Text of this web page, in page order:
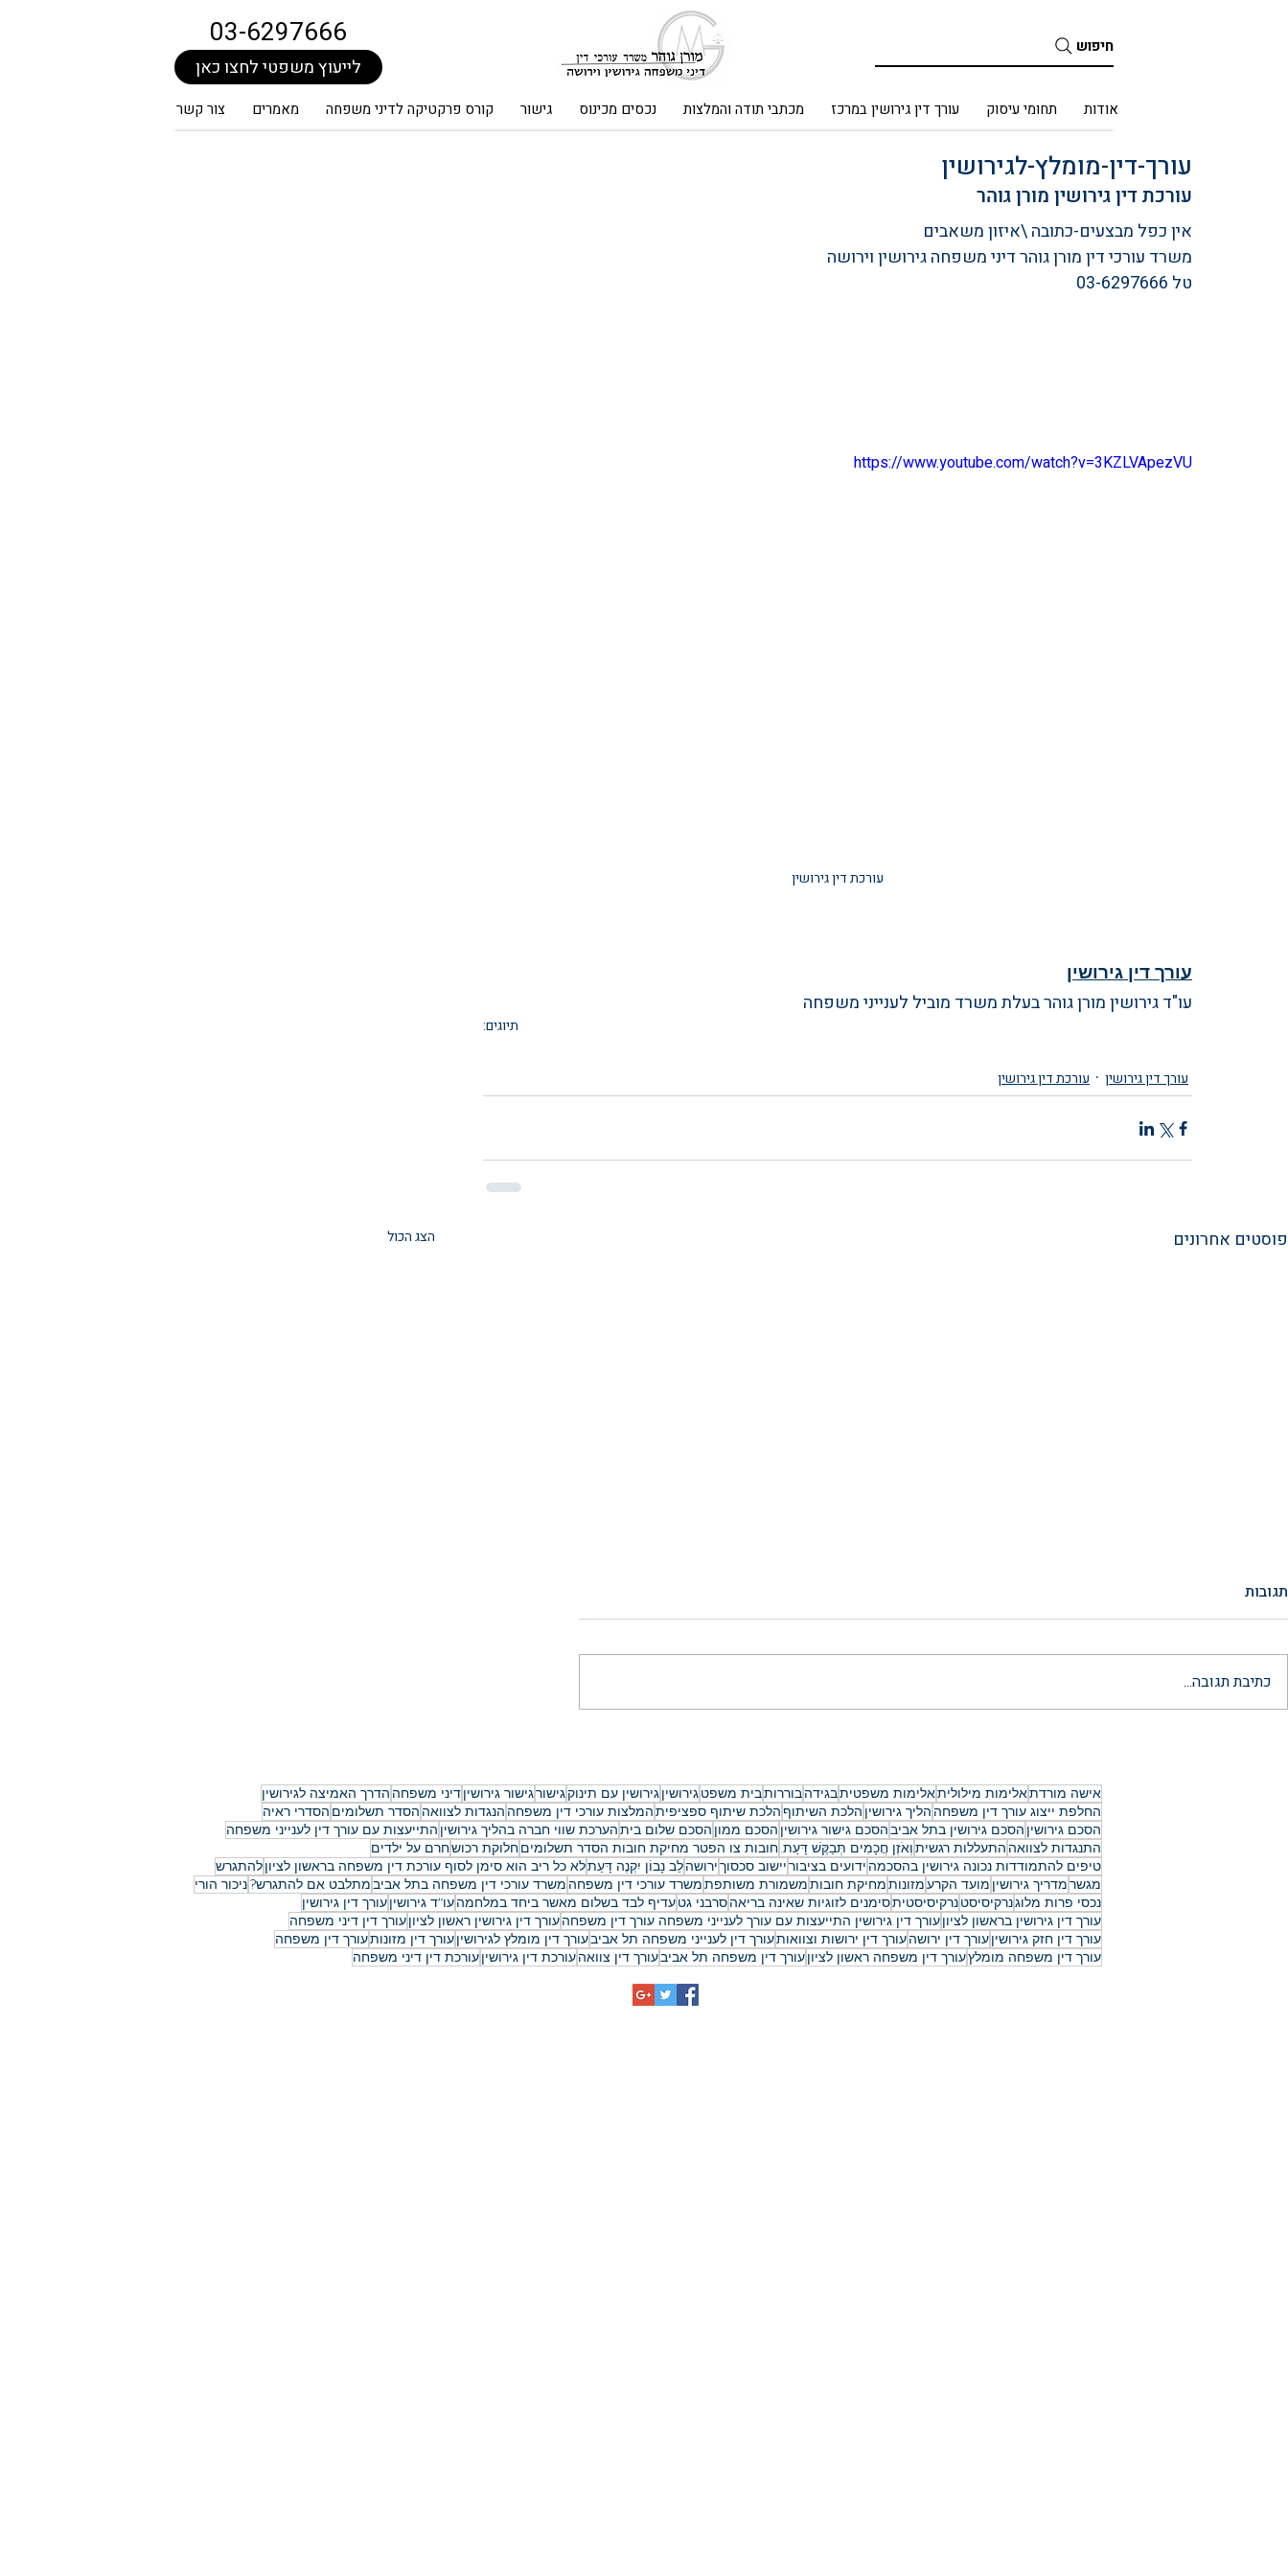
חיפוש 03-6297666
לייעוץ משפטי לחצו כאן
אודות תחומי עיסוק עורך דין גירושין במרכז מכתבי תודה והמלצות נכסים מכינוס גישור קורס פרקטיקה לדיני משפחה מאמרים צור קשר
עורך-דין-מומלץ-לגירושין
עורכת דין גירושין מורן גוהר
אין כפל מבצעים-כתובה \איזון משאבים
משרד עורכי דין מורן גוהר דיני משפחה גירושין וירושה
טל 03-6297666
https://www.youtube.com/watch?v=3KZLVApezVU
עורכת דין גירושין
עורך דין גירושין
עו"ד גירושין מורן גוהר בעלת משרד מוביל לענייני משפחה
תיוגים:
עורך דין גירושין עורכת דין גירושין
פוסטים אחרונים הצג הכול
תגובות
כתיבת תגובה...
אישה מורדתאלימות מילוליתאלימות משפטיתבגידהבוררותבית משפטגירושיןגירושין עם תינוקגישורגישור גירושיןדיני משפחה הדרך האמיצה לגירושין
החלפת ייצוג עורך דין משפחה הליך גירושין הלכת השיתוףהלכת שיתוף ספציפיתהמלצות עורכי דין משפחה הנגדות לצוואה הסדר תשלומים הסדרי ראיה
הסכם גירושין הסכם גירושין בתל אביבהסכם גישור גירושין הסכם ממון הסכם שלום ביתהערכת שווי חברה בהליך גירושין התייעצות עם עורך דין לענייני משפחה
התנגדות לצוואה התעללות רגשיתוְאֹזֶן חֲכָמִים תְּבַקֶּשׁ דָּעַת.חובות צו הפטר מחיקת חובות הסדר תשלומיםחלוקת רכושחרם על ילדים
טיפים להתמודדות נכונה גירושין בהסכמה ידועים בציבוריישוב סכסוךירושהלֵב נָבוֹן יִקְנֶה דָּעַתלא כל ריב הוא סימן לסוף עורכת דין משפחה בראשון לציוןלהתגרש
מגשרמדריך גירושין מועד הקרעמזונותמחיקת חובותמשמורת משותפתמשרד עורכי דין משפחה משרד עורכי דין משפחה בתל אביבמתלבט אם להתגרש?ניכור הורי
נכסי פרות מלוגנרקיסיסטנרקיסיסטיתסימנים לזוגיות שאינה בריאהסרבני גטעדיף לבד בשלום מאשר ביחד במלחמהעו"ד גירושיןעורך דין גירושין
עורך דין גירושין בראשון לציוןעורך דין גירושין התייעצות עם עורך לענייני משפחה עורך דין משפחהעורך דין גירושין ראשון לציוןעורך דין דיני משפחה
עורך דין חזק גירושיןעורך דין ירושהעורך דין ירושות וצוואותעורך דין לענייני משפחה תל אביבעורך דין מומלץ לגירושיןעורך דין מזונותעורך דין משפחה
עורך דין משפחה מומלץעורך דין משפחה ראשון לציוןעורך דין משפחה תל אביבעורך דין צוואהעורכת דין גירושיןעורכת דין דיני משפחה